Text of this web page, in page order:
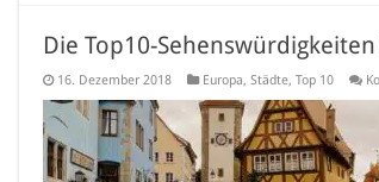
Die Top10-
16. Dezember 2018 Europa, Städte, Top 10